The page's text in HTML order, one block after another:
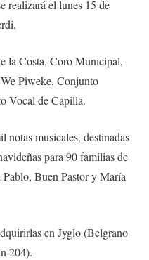
realizará el lunes 15 de
la Costa, Coro Municipal,
Piweke, Conjunto
Vocal de Capilla.
notas musicales, destinadas
para 90 familias de
Buen Pastor y María
en Jyglo (Belgrano
204).